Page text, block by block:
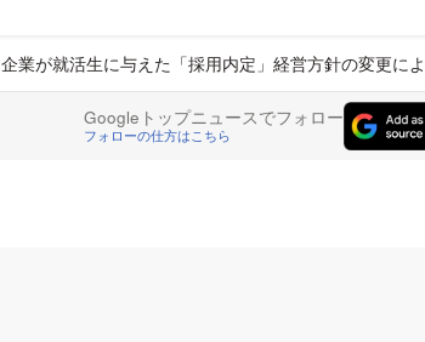
企業が就活生に与えた「採用内定」経営方針の変更に
Googleトップニュースでフォロー
フォローの仕方はこちら